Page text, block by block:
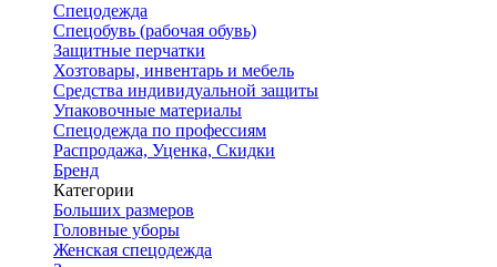
Спецодежда
Спецобувь (рабочая обувь)
Защитные перчатки
Хозтовары, инвентарь и мебель
Средства индивидуальной защиты
Упаковочные материалы
Спецодежда по профессиям
Распродажа, Уценка, Скидки
Бренд
Категории
Больших размеров
Головные уборы
Женская спецодежда